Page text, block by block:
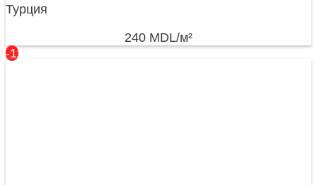
Турция
240 MDL/м²
-11%